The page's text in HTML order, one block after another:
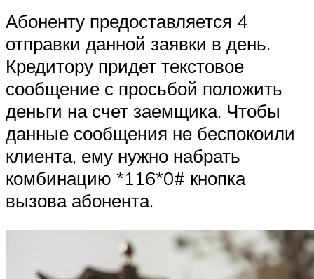
Абоненту предоставляется 4
отправки данной заявки в день.
Кредитору придет текстовое
сообщение с просьбой положить
деньги на счет заемщика. Чтобы
данные сообщения не беспокоили
клиента, ему нужно набрать
комбинацию *116*0# кнопка
вызова абонента.